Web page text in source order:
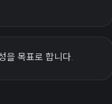
을 목표로 합니다.